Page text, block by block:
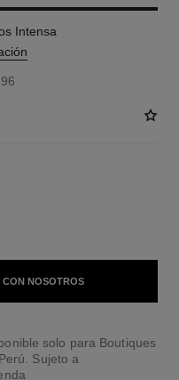
Intensa
NOSOTROS
solo para Boutiques
Sujeto a